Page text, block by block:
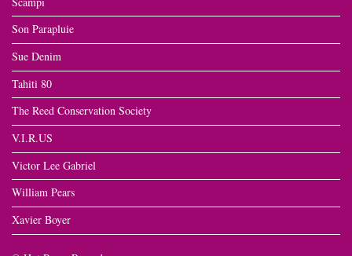
Son Parapluie
Sue Denim
Tahiti 80
The Reed Conservation Society
V.I.R.US
Victor Lee Gabriel
William Pears
Xavier Boyer